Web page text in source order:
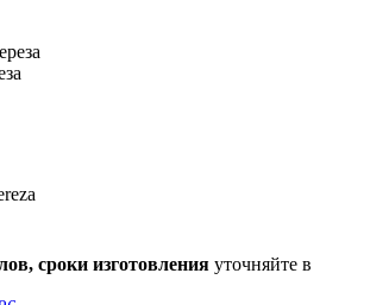
сроки изготовления уточняйте в